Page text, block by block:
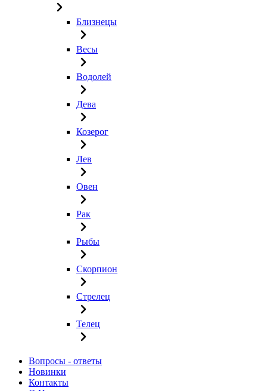
Близнецы
Весы
Водолей
Дева
Козерог
Лев
Овен
Рак
Рыбы
Скорпион
Стрелец
Телец
Вопросы - ответы
Новинки
Контакты